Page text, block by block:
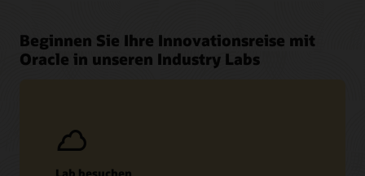
Beginnen Sie Ihre Innovationsreise mit
Oracle in unseren Industry Labs